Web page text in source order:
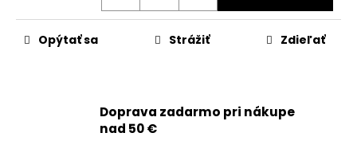
Opýtať sa Strážiť Zdieľať
Doprava zadarmo pri nákupe
nad 50 €
HOUSINGU
BEZDRÔTOVÉ